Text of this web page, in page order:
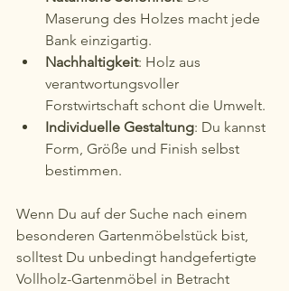
Maserung des Holzes macht jede
Bank einzigartig.
Nachhaltigkeit: Holz aus
verantwortungsvoller
Forstwirtschaft schont die Umwelt.
Individuelle Gestaltung: Du kannst
Form, Größe und Finish selbst
bestimmen.
Wenn Du auf der Suche nach einem
besonderen Gartenmöbelstück bist,
solltest Du unbedingt handgefertigte
Vollholz-Gartenmöbel in Betracht